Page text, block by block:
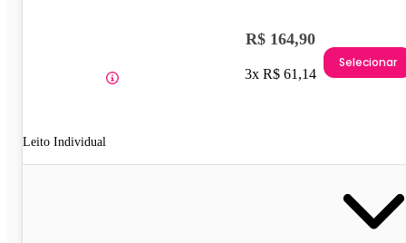
Leito Individual
R$ 164,90
3x R$ 61,14
Selecionar